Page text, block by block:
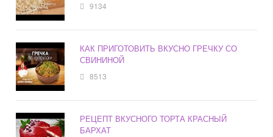
9134
КАК ПРИГОТОВИТЬ ВКУСНО ГРЕЧКУ СО
СВИНИНОЙ
8513
РЕЦЕПТ ВКУСНОГО ТОРТА КРАСНЫЙ
БАРХАТ